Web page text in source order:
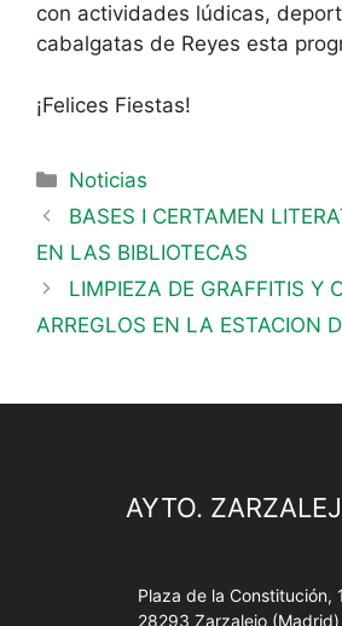
con actividades lúdicas,
cabalgatas de Reyes esta
¡Felices Fiestas!
Noticias
BASES I CERTAMEN
EN LAS BIBLIOTECAS
LIMPIEZA DE GRAFFITIS Y
ARREGLOS EN LA ESTACION
AYTO.
Plaza de la Constitución, 1
28293 Zarzalejo (Madrid)